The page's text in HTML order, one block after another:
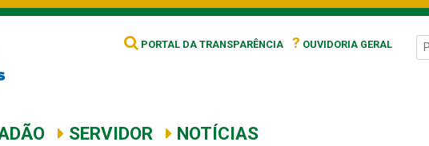
PORTAL DA TRANSPARÊNCIA ? OUVIDORIA GERAL
SERVIDOR NOTÍCIAS